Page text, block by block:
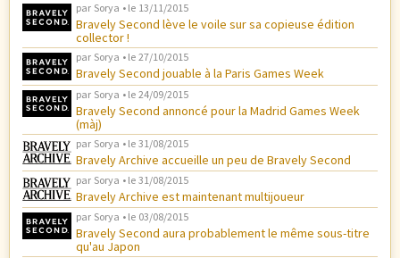
par Sorya • le 13/11/2015
Bravely Second lève le voile sur sa copieuse édition
collector !
par Sorya • le 27/10/2015
Bravely Second jouable à la Paris Games Week
par Sorya • le 24/09/2015
Bravely Second annoncé pour la Madrid Games Week
(màj)
par Sorya • le 31/08/2015
Bravely Archive accueille un peu de Bravely Second
par Sorya • le 31/08/2015
Bravely Archive est maintenant multijoueur
par Sorya • le 03/08/2015
Bravely Second aura probablement le même sous-titre
qu'au Japon